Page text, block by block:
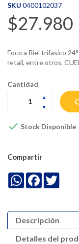
SKU 0400102037
$27.980
Foco a Riel trifasico
retail, entre otros.
Cantidad
 Stock Disponible
Compartir
WhatsApp
Facebook
Descripción
Detalles del